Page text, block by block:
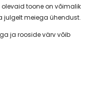
toone on võimalik
julgelt meiega ühendust.
ja rooside värv võib